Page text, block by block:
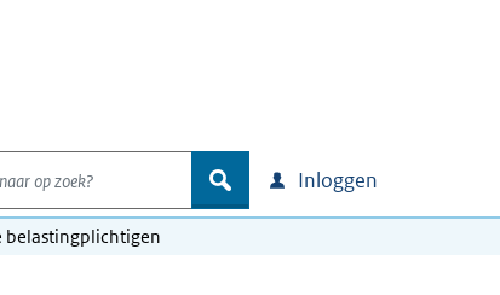
op zoek?
zoek Inloggen
belastingplichtigen